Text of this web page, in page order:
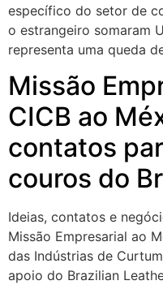
específico do setor de
o estrangeiro somaram
representa uma queda
Missão
CICB ao
contatos
couros do
Ideias, contatos e
Missão Empresarial ao
das Indústrias de
apoio do Brazilian